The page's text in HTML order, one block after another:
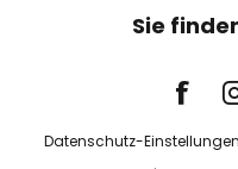
Sie
Datenschutz-Einstellungen